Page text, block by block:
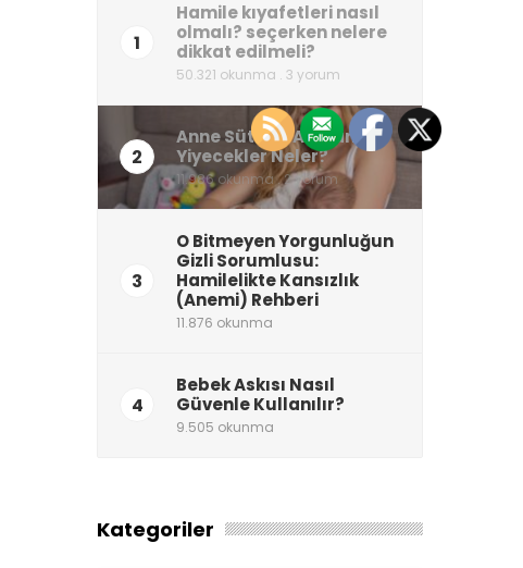
1
Hamile kıyafetleri nasıl
olmalı? seçerken nelere
dikkat edilmeli?
50.321 okunma . 3 yorum
2
Anne Sütünü Artıran
Yiyecekler Neler?
11.986 okunma . 2 yorum
3
O Bitmeyen Yorgunluğun
Gizli Sorumlusu:
Hamilelikte Kansızlık
(Anemi) Rehberi
11.876 okunma
4
Bebek Askısı Nasıl
Güvenle Kullanılır?
9.505 okunma
Kategoriler